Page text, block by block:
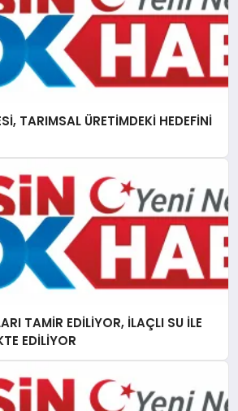
TARIMSAL ÜRETİMDEKİ HEDEFİNİ
TAMİR EDİLİYOR, İLAÇLI SU İLE
EDİLİYOR